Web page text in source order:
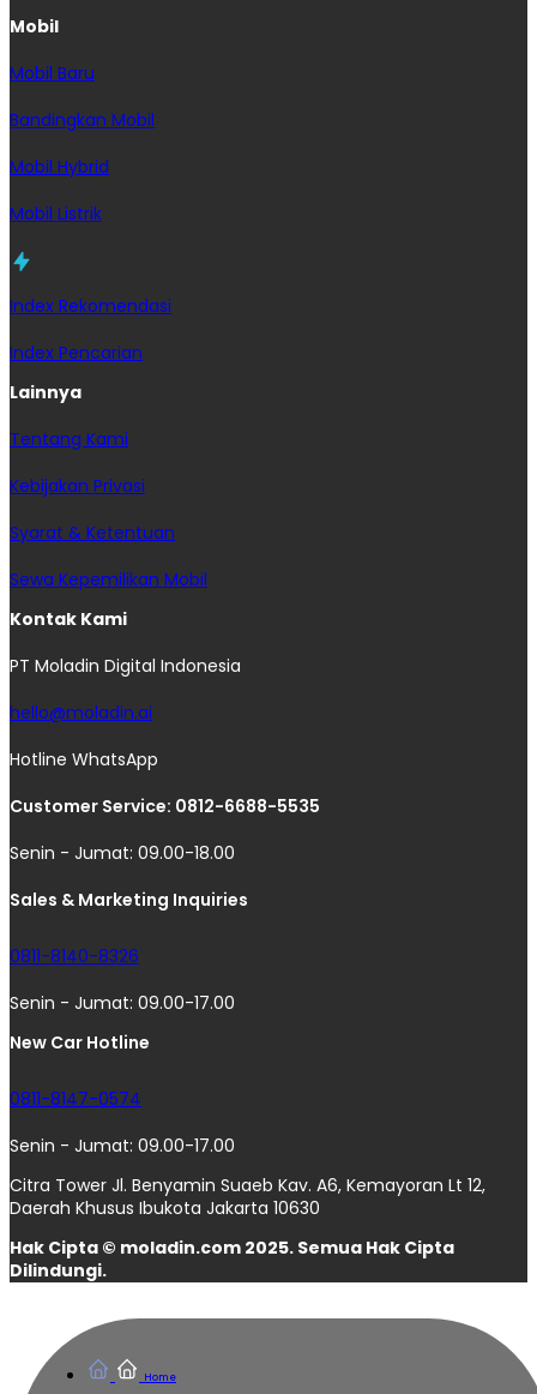
Home
Mobil
Mobil Baru
Bandingkan Mobil
Mobil Hybrid
Mobil Listrik
Index Rekomendasi
Index Pencarian
Lainnya
Tentang Kami
Kebijakan Privasi
Syarat & Ketentuan
Sewa Kepemilikan Mobil
Kontak Kami
PT Moladin Digital Indonesia
hello@moladin.ai
Hotline WhatsApp
Customer Service: 0812-6688-5535
Senin - Jumat: 09.00-18.00
Sales & Marketing Inquiries
0811-8140-8326
Senin - Jumat: 09.00-17.00
New Car Hotline
0811-8147-0574
Senin - Jumat: 09.00-17.00
Citra Tower Jl. Benyamin Suaeb Kav. A6, Kemayoran Lt 12,
Daerah Khusus Ibukota Jakarta 10630
Hak Cipta © moladin.com 2025. Semua Hak Cipta
Dilindungi.